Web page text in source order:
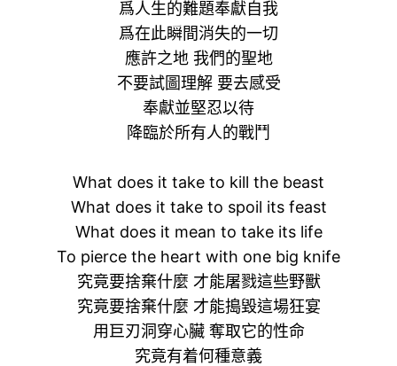
爲人生的難題奉獻自我
爲在此瞬間消失的一切
應許之地 我們的聖地
不要試圖理解 要去感受
奉獻並堅忍以待
降臨於所有人的戰鬥
What does it take to kill the beast
What does it take to spoil its feast
What does it mean to take its life
To pierce the heart with one big knife
究竟要捨棄什麼 才能屠戮這些野獸
究竟要捨棄什麼 才能搗毀這場狂宴
用巨刃洞穿心臟 奪取它的性命
究竟有着何種意義